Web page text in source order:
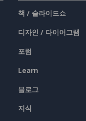
책 / 슬라이드쇼
디자인 / 다이어그램
포럼
Learn
블로그
지식